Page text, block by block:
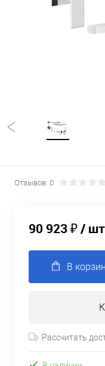
Отзывов: 0
90 923 ₽/ шт
В
Рассчитать